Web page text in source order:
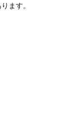
ます。